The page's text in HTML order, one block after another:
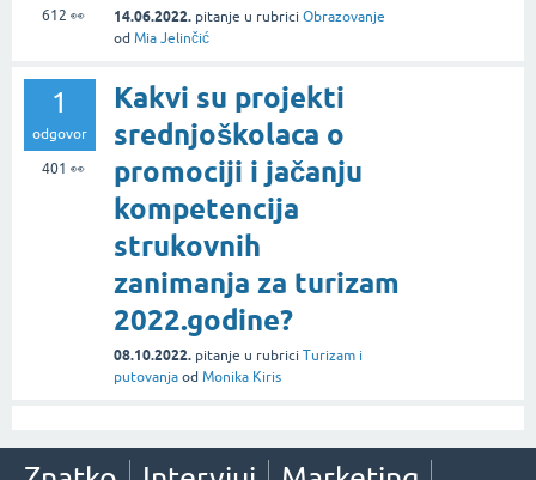
612 👀 14.06.2022. pitanje u rubrici Obrazovanje
od Mia Jelinčić
1
odgovor
401 👀
Kakvi su projekti
srednjoškolaca o
promociji i jačanju
kompetencija
strukovnih
zanimanja za turizam
2022.godine?
08.10.2022. pitanje u rubrici Turizam i
putovanja od Monika Kiris